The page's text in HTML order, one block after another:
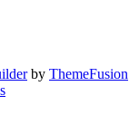
by ThemeFusion